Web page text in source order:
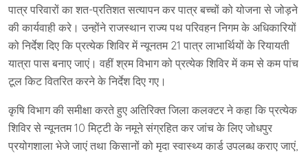
पात्र परिवारों का शत-प्रतिशत सत्यापन कर पात्र बच्चों को योजना से जोड़ने
की कार्यवाही करे। उन्होंने राजस्थान राज्य पथ परिवहन निगम के अधिकारियों
को निर्देश दिए कि प्रत्येक शिविर में न्यूनतम 21 पात्र लाभार्थियों के रियायती
यात्रा पास बनाए जाएं। वहीं श्रम विभाग को प्रत्येक शिविर में कम से कम पांच
टूल किट वितरित करने के निर्देश दिए गए।
कृषि विभाग की समीक्षा करते हुए अतिरिक्त जिला कलक्टर ने कहा कि प्रत्येक
शिविर से न्यूनतम 10 मिट्टी के नमूने संग्रहित कर जांच के लिए जोधपुर
प्रयोगशाला भेजे जाएं तथा किसानों को मृदा स्वास्थ्य कार्ड उपलब्ध कराए जाएं,